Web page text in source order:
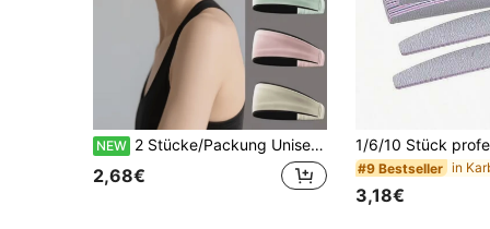
NEW 2 Stücke/Packung Unisex Sport Schweißband Stirnband, farbig, leicht, hauchdünn, nicht einengend, schweißabsorbierend & atmungsaktiv, geeignet für Laufen, Fitness, Radfahren, Yoga, Wandern
2,68€ #9 Bestseller
3,18€